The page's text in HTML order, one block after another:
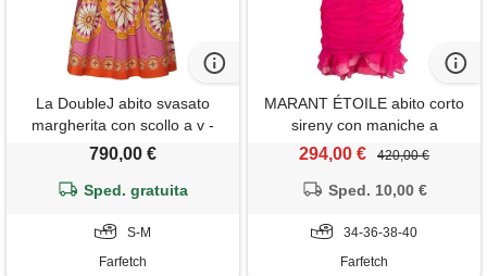
La DoubleJ abito svasato
margherita con scollo a v -
rosa
790,00 €
Sped. gratuita
S-M
Farfetch
MARANT ÉTOILE abito corto
sireny con maniche a
palloncino - rosa
294,00 € 420,00 €
Sped. 10,00 €
34-36-38-40
Farfetch